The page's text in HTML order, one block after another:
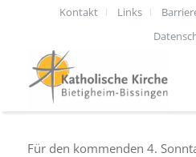
Kontakt Links
Für den kommenden 4.